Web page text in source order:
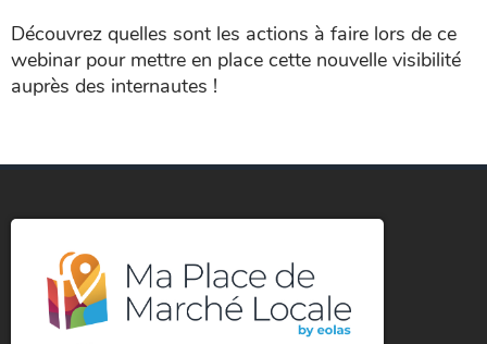
Découvrez quelles sont les actions à faire lors de ce
webinar pour mettre en place cette nouvelle visibilité
auprès des internautes !